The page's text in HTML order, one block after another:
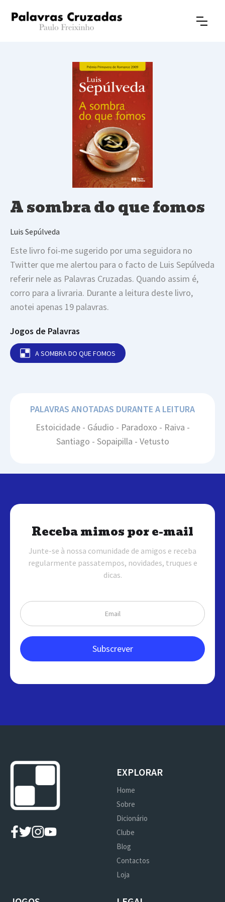
A sombra do que fomos
Luis Sepúlveda
Este livro foi-me sugerido por uma seguidora no
Twitter que me alertou para o facto de Luis Sepúlveda
referir nele as Palavras Cruzadas. Quando assim é,
corro para a livraria. Durante a leitura deste livro,
anotei apenas 19 palavras.
Jogos de Palavras
A SOMBRA DO QUE FOMOS
PALAVRAS ANOTADAS DURANTE A LEITURA
Estoicidade - Gáudio - Paradoxo - Raiva -
Santiago - Sopaipilla - Vetusto
Receba mimos por e-mail
Junte-se à nossa comunidade de amigos e receba
regularmente passatempos, novidades, truques e
dicas.
EXPLORAR
Home
Sobre
Dicionário
Clube
Blog
Contactos
Loja